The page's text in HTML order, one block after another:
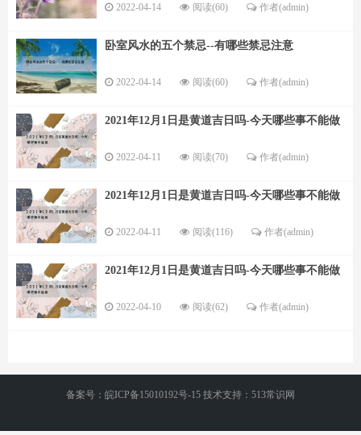
2022-04-14 阅读(60) 作者(admin)
卧室风水的五个禁忌--有哪些禁忌注意
2022-04-14 阅读(60) 作者(admin)
2021年12月1日是黄道吉日吗-今天哪些事不能做
2022-04-11 阅读(70) 作者(admin)
2021年12月1日是黄道吉日吗-今天哪些事不能做
2022-04-11 阅读(116) 作者(admin)
2021年12月1日是黄道吉日吗-今天哪些事不能做
2022-04-10 阅读(62) 作者(admin)
备案号：皖ICP备15010192号-15 技术支持：513常识网